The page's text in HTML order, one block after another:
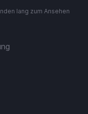
Aufladen
lang zum Ansehen